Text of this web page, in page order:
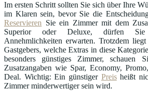
Im ersten Schritt sollten Sie sich über Ihre
im Klaren sein, bevor Sie die
Reservieren Sie ein Zimmer mit dem
Superior oder Deluxe, dürfen Sie
Annehmlichkeiten erwarten. Trotzdem
Gastgebers, welche Extras in diese
besonders günstiges Zimmer, schauen
Zusatzangaben wie Spar, Economy,
Deal. Wichtig: Ein günstiger Preisheißt
Zimmer minderwertiger sein wird.